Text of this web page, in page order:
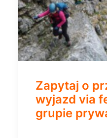
Zapytaj o
wyjazd via
grupie